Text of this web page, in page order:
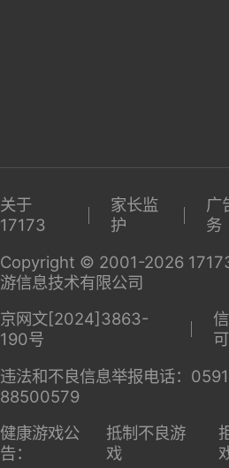
关于
17173
家长监
护
广
务
Copyright © 2001-2026
游信息技术有限公司
京网文[2024]3863-
190号
违法和不良信息举报电话：
88500579
健康游戏公
告：
抵制不良游
戏